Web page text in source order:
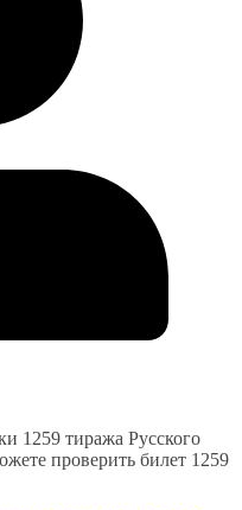
1259 тиража Русского
проверить билет 1259